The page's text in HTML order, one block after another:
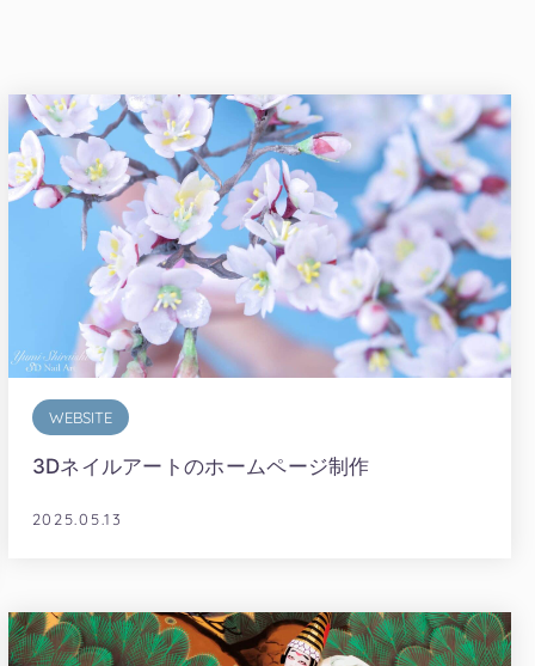
WEBSITE
3Dネイルアートのホームページ制作
2025.05.13